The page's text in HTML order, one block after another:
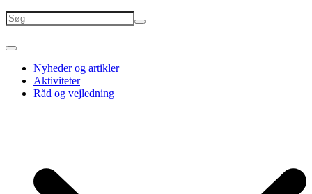
Nyheder og artikler
Aktiviteter
Råd og vejledning